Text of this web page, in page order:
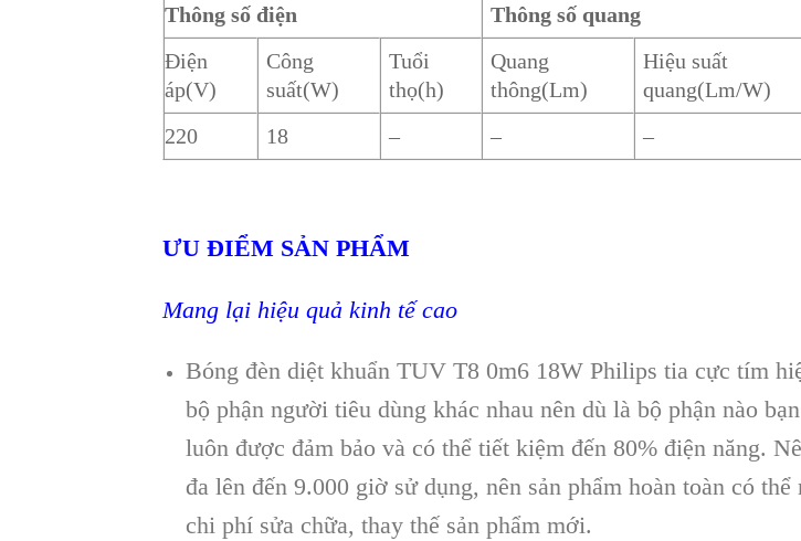
Thông số điện Thông số quang
Điện
áp(V)
Công
suất(W)
Tuổi
thọ(h)
Quang
thông(Lm)
Hiệu suất
quang(Lm/W)
220
18 – – –
ƯU ĐIỂM SẢN PHẨM
Mang lại hiệu quả kinh tế cao
Bóng đèn diệt khuẩn TUV T8 0m6 18W Philips tia cực tím
bộ phận người tiêu dùng khác nhau nên dù là bộ phận nào
luôn được đảm bảo và có thể tiết kiệm đến 80% điện năng.
đa lên đến 9.000 giờ sử dụng, nên sản phẩm hoàn toàn có
chi phí sửa chữa, thay thế sản phẩm mới.